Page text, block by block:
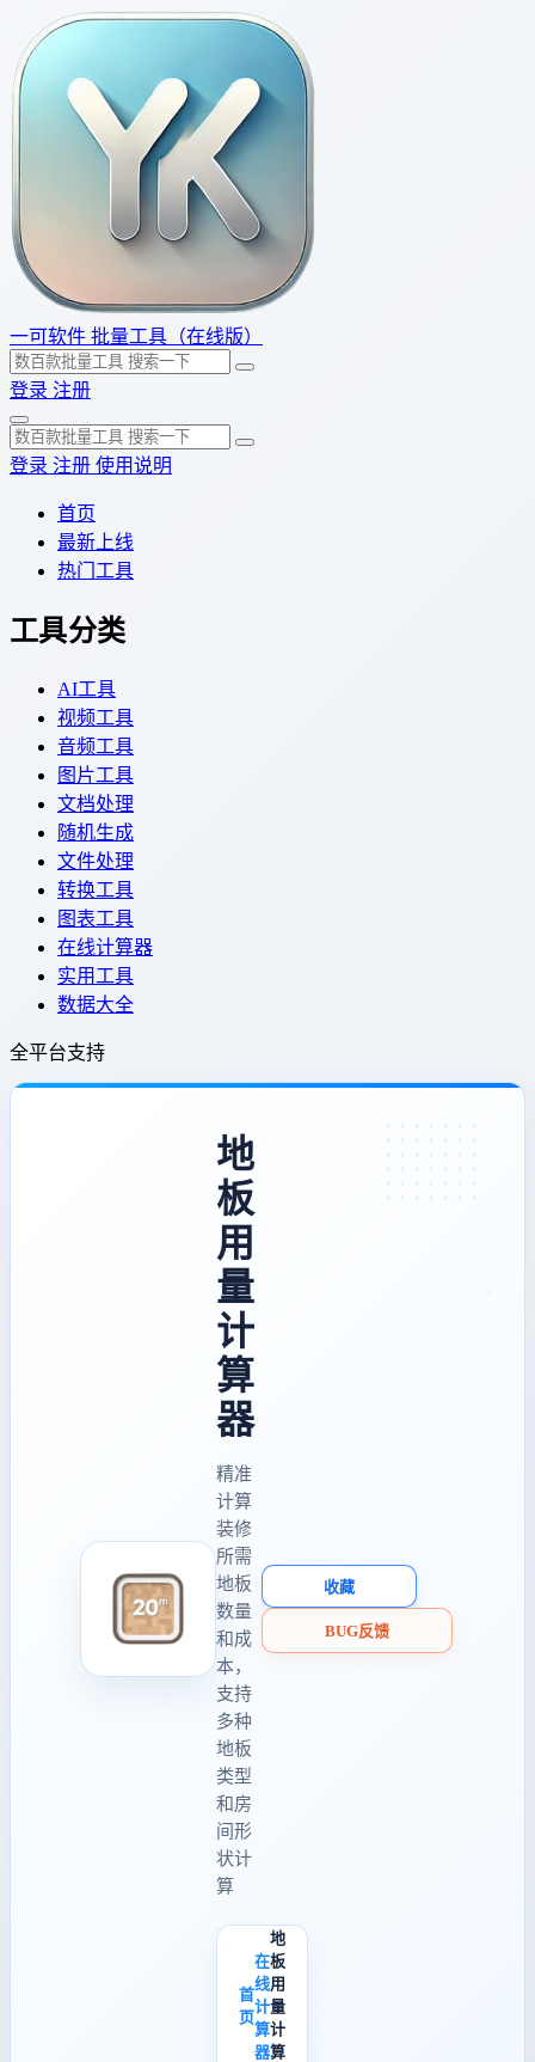
一可软件 批量工具（在线版）
登录 注册
登录 注册 使用说明
首页
最新上线
热门工具
工具分类
AI工具
视频工具
音频工具
图片工具
文档处理
随机生成
文件处理
转换工具
图表工具
在线计算器
实用工具
数据大全
全平台支持
地
板
用
量
计
算
器
精准
计算
装修
所需
地板
数量
和成
本，
支持
多种
地板
类型
和房
间形
状计
算
首
页
在
线
计
算
器
地
板
用
量
计
算
收藏
BUG反馈